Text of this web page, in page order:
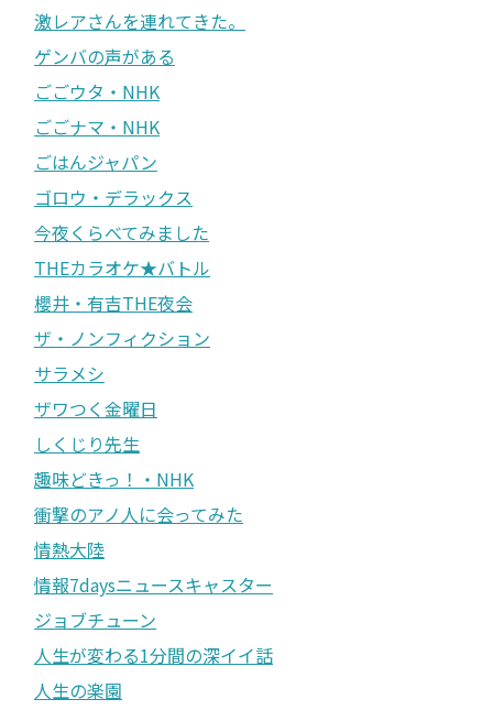
激レアさんを連れてきた。
ゲンバの声がある
ごごウタ・NHK
ごごナマ・NHK
ごはんジャパン
ゴロウ・デラックス
今夜くらべてみました
THEカラオケ★バトル
櫻井・有吉THE夜会
ザ・ノンフィクション
サラメシ
ザワつく金曜日
しくじり先生
趣味どきっ！・NHK
衝撃のアノ人に会ってみた
情熱大陸
情報7daysニュースキャスター
ジョブチューン
人生が変わる1分間の深イイ話
人生の楽園